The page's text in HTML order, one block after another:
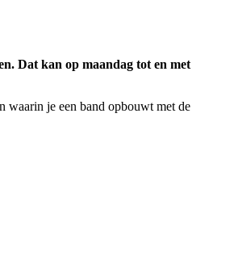
Dat kan op maandag tot en met
waarin je een band opbouwt met de